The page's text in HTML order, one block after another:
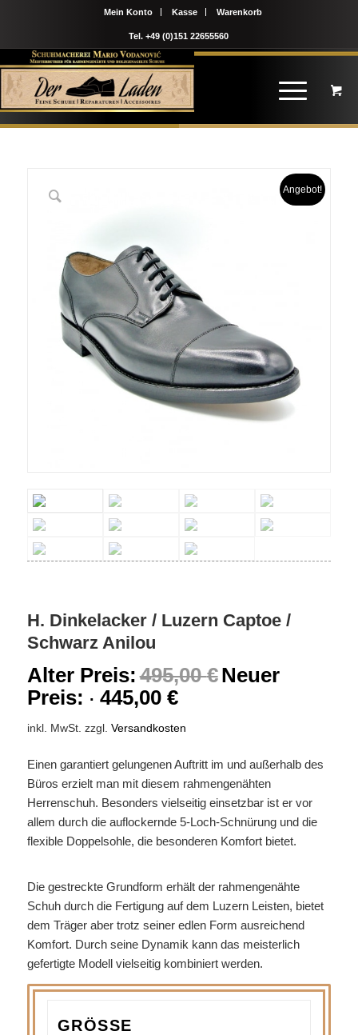
Mein Konto Kasse Warenkorb
Tel. +49 (0)151 22655560
Angebot!
H. Dinkelacker / Luzern Captoe /
Schwarz Anilou
Alter Preis:495,00€Neuer
Preis:
445,00 €
inkl. MwSt. zzgl. Versandkosten
Einen garantiert gelungenen Auftritt im und außerhalb des
Büros erzielt man mit diesem rahmengenähten
Herrenschuh. Besonders vielseitig einsetzbar ist er vor
allem durch die auflockernde 5-Loch-Schnürung und die
flexible Doppelsohle, die besonderen Komfort bietet.
Die gestreckte Grundform erhält der rahmengenähte
Schuh durch die Fertigung auf dem Luzern Leisten, bietet
dem Träger aber trotz seiner edlen Form ausreichend
Komfort. Durch seine Dynamik kann das meisterlich
gefertigte Modell vielseitig kombiniert werden.
GRÖSSE